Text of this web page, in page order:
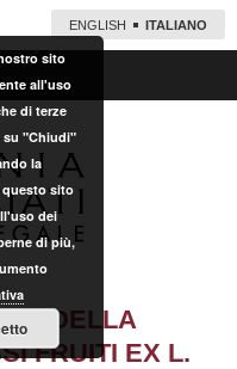
ENGLISH ITALIANO
DELLA
FRUITI EX L.
sito
all'uso
di terze
su "Chiudi"
la
sito
dei
di più,